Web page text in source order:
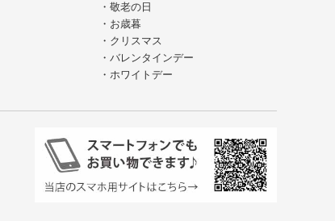
・敬老の日
・お歳暮
・クリスマス
・バレンタインデー
・ホワイトデー